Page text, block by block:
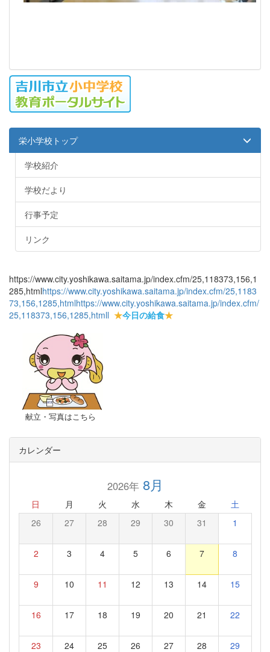
栄小学校トップ
学校紹介
学校だより
行事予定
リンク
https://www.city.yoshikawa.saitama.jp/index.cfm/25,118373,156,1
285,htmlhttps://www.city.yoshikawa.saitama.jp/index.cfm/25,1183
73,156,1285,htmlhttps://www.city.yoshikawa.saitama.jp/index.cfm/
25,118373,156,1285,htmll ★今日の給食★
献立・写真はこちら
カレンダー
2026年8月
日 月 火 水 木 金 土
26 27 28 29 30 31 1
2 3 4 5 6 7 8
9 10 11 12 13 14 15
16 17 18 19 20 21 22
23 24 25 26 27 28 29